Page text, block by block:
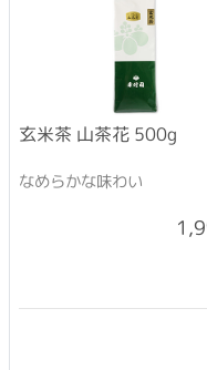
玄米茶 山茶花 500g
なめらかな味わい